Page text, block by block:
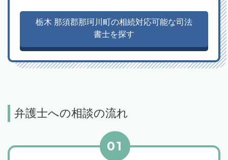
栃木 那須郡那珂川町の相続対応可能な司法
書士を探す
弁護士への相談の流れ
01